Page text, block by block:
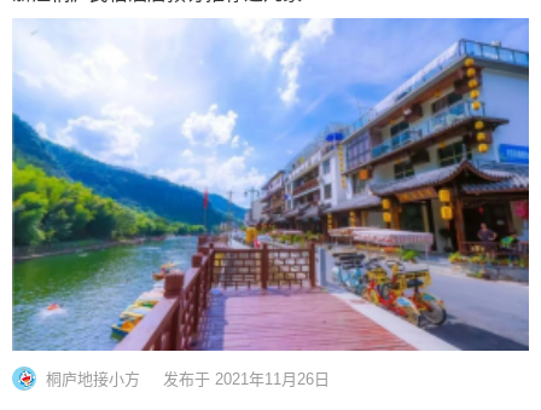
桐庐地接小方 发布于 2021年11月26日